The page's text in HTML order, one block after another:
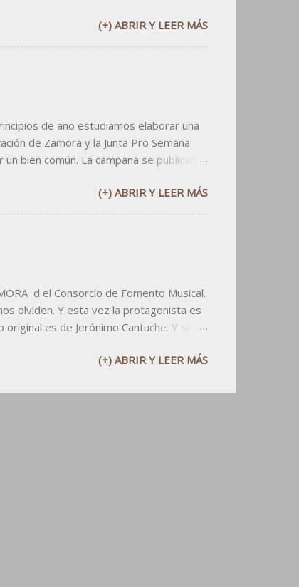
en elaborar un logo informal,
Primero elaborar la tarjeta de
(+) ABRIR Y LEER MÁS
de año estudiamos elaborar una
de Zamora y la Junta Pro Semana
bien común. La campaña se publicaría
una ventana al cielo. En los
de nuestra provincia, para gritar " de
(+) ABRIR Y LEER MÁS
d el Consorcio de Fomento Musical.
olviden. Y esta vez la protagonista es
es de Jerónimo Cantuche. Y si
citad al dueño: el CFMZ .(+) ABRIR Y LEER MÁS